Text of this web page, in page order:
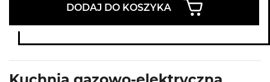
DODAJ DO KOSZYKA